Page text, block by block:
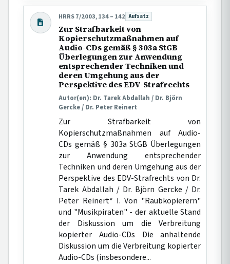
HRRS 7/2003, 134 – 142 Beitragsart:
Aufsatz
Zur Strafbarkeit von
Kopierschutzmaßnahmen auf
Audio-CDs gemäß § 303a StGB
Überlegungen zur Anwendung
entsprechender Techniken und
deren Umgehung aus der
Perspektive des EDV-Strafrechts
Autor(en): Dr. Tarek Abdallah / Dr. Björn
Gercke / Dr. Peter Reinert
Zur Strafbarkeit von
Kopierschutzmaßnahmen auf Audio-
CDs gemäß § 303a StGB Überlegungen
zur Anwendung entsprechender
Techniken und deren Umgehung aus der
Perspektive des EDV-Strafrechts von Dr.
Tarek Abdallah / Dr. Björn Gercke / Dr.
Peter Reinert* I. Von "Raubkopierern"
und "Musikpiraten" - der aktuelle Stand
der Diskussion um die Verbreitung
kopierter Audio-CDs Die anhaltende
Diskussion um die Verbreitung kopierter
Audio-CDs (insbesondere...